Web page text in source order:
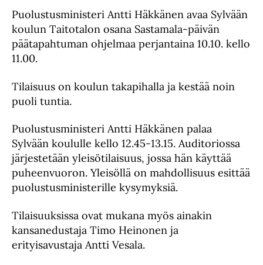
Puolustusministeri Antti Häkkänen avaa Sylvään
koulun Taitotalon osana Sastamala-päivän
päätapahtuman ohjelmaa perjantaina 10.10. kello
11.00.
Tilaisuus on koulun takapihalla ja kestää noin
puoli tuntia.
Puolustusministeri Antti Häkkänen palaa
Sylvään koululle kello 12.45-13.15. Auditoriossa
järjestetään yleisötilaisuus, jossa hän käyttää
puheenvuoron. Yleisöllä on mahdollisuus esittää
puolustusministerille kysymyksiä.
Tilaisuuksissa ovat mukana myös ainakin
kansanedustaja Timo Heinonen ja
erityisavustaja Antti Vesala.